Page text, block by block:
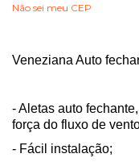
Não sei meu CEP
Veneziana Auto
- Aletas auto
força do fluxo de
- Fácil instalação;